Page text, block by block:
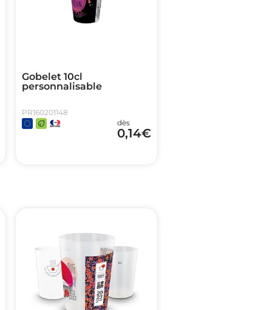
Gobelet 10cl
personnalisable
PR160201148
dès
0,14€